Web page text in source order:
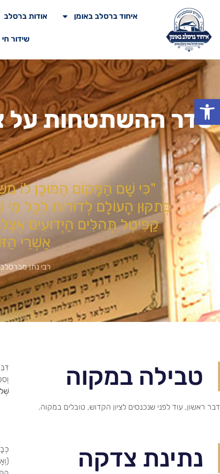
פתח סרגל נגישות
איחוד ברסלב באומן אודות ברסלב
שידור
סדר ההשתטחות על
"כִּי שָׁם הַמָּקוֹם הַמּוּכָן לוֹ
בְּתִקּוּן הָעוֹלָם לְדוֹרוֹת לְכָל
קַפִּיטְל תְּהִלִּים הַיְדוּעִים
אַשְׁרֵי
רבי נתן
טבילה במקוה
דבר ראשון, עוד לפני שנכנסים לציון הקדוש, טובלים במקוה.
נתינת צדקה